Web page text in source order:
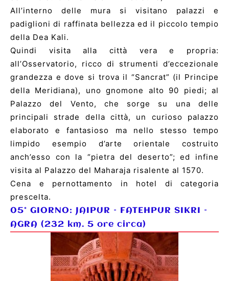
All’interno delle mura si visitano palazzi e
padiglioni di raffinata bellezza ed il piccolo tempio
della Dea Kali.
Quindi visita alla città vera e propria:
all’Osservatorio, ricco di strumenti d’eccezionale
grandezza e dove si trova il “Sancrat” (il Principe
della Meridiana), uno gnomone alto 90 piedi; al
Palazzo del Vento, che sorge su una delle
principali strade della città, un curioso palazzo
elaborato e fantasioso ma nello stesso tempo
limpido esempio d’arte orientale costruito
anch’esso con la “pietra del deserto”; ed infine
visita al Palazzo del Maharaja risalente al 1570.
Cena e pernottamento in hotel di categoria
prescelta.
05° GIORNO: JAIPUR – FATEHPUR SIKRI
–
AGRA (232 km. 5 ore circa)